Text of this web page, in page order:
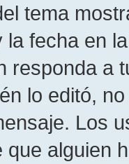
tema
fecha en
responda a
lo editó,
Los
alguien